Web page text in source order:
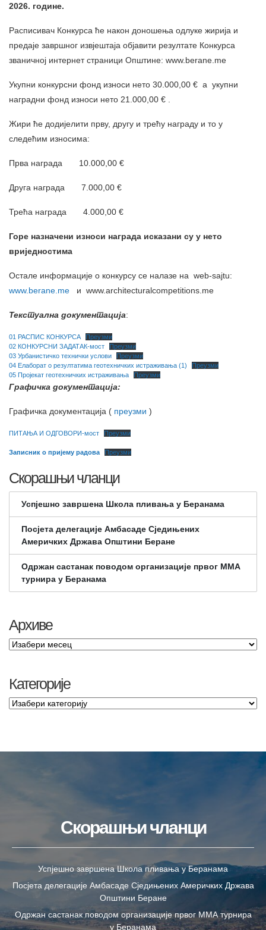
2026. године.
Расписивач Конкурса ће након доношења одлуке жирија и
предаје завршног извјештаја објавити резултате Конкурса
званичној интернет страници Општине: www.berane.me
Укупни конкурсни фонд износи нето 30.000,00 € а укупни
наградни фонд износи нето 21.000,00 € .
Жири ће додијелити прву, другу и трећу награду и то у
следећим износима:
Прва награда 10.000,00 €
Друга награда 7.000,00 €
Трећа награда 4.000,00 €
Горе назначени износи награда исказани су у нето
вриједностима
Остале информације о конкурсу се налазе на web-sajtu:
www.berane.me и www.аrchitecturalcompetitions.me
Текстуална документација:
01 РАСПИС КОНКУРСА
Преузми
02 КОНКУРСНИ ЗАДАТАК-мост
Преузми
03 Урбанистичко технички услови
Преузми
04 Eлаборат о резултатима геотехничких истраживања (1)
Преузми
05 Пројекат геотехничких истраживања
Преузми
Графичка документација:
Графичка документација ( преузми )
ПИТАЊА И ОДГОВОРИ-мост Преузми
Записник о пријему радова Преузми
Скорашњи чланци
Успјешно завршена Школа пливања у Беранама
Посјета делегације Амбасаде Сједињених
Америчких Држава Општини Беране
Одржан састанак поводом организације првог ММА
турнира у Беранама
Архиве
Категорије
Скорашњи чланци
Успјешно завршена Школа пливања у Беранама
Посјета делегације Амбасаде Сједињених Америчких Држава
Општини Беране
Одржан састанак поводом организације првог ММА турнира
у Беранама